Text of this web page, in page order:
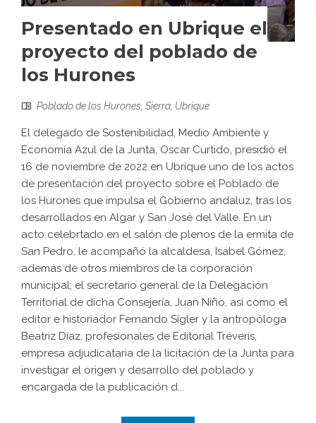
Presentado en Ubrique el
proyecto del poblado de
los Hurones
Poblado de los Hurones Sierra Ubrique
El delegado de Sostenibilidad, Medio Ambiente y
Economía Azul de la Junta, Oscar Curtido, presidió el
16 de noviembre de 2022 en Ubrique uno de los actos
de presentación del proyecto sobre el Poblado de
los Hurones que impulsa el Gobierno andaluz, tras los
desarrollados en Algar y San José del Valle. En un
acto celebrtado en el salón de plenos de la ermita de
San Pedro, le acompañó la alcaldesa, Isabel Gómez,
además de otros miembros de la corporación
municipal; el secretario general de la Delegación
Territorial de dicha Consejería, Juan Niño, así como el
editor e historiador Fernando Sígler y la antropóloga
Beatriz Díaz, profesionales de Editorial Tréveris,
empresa adjudicataria de la licitación de la Junta para
investigar el origen y desarrollo del poblado y
encargada de la publicación d...